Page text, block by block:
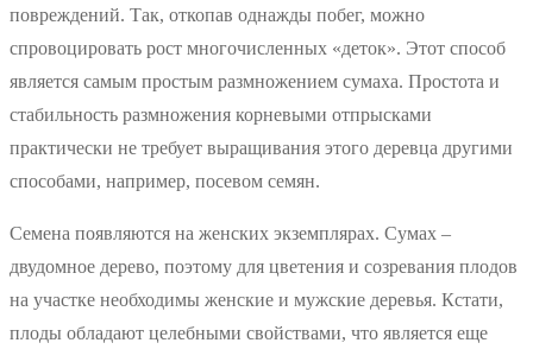
повреждений. Так, откопав однажды побег, можно
спровоцировать рост многочисленных «деток». Этот способ
является самым простым размножением сумаха. Простота и
стабильность размножения корневыми отпрысками
практически не требует выращивания этого деревца другими
способами, например, посевом семян.
Семена появляются на женских экземплярах. Сумах –
двудомное дерево, поэтому для цветения и созревания плодов
на участке необходимы женские и мужские деревья. Кстати,
плоды обладают целебными свойствами, что является еще